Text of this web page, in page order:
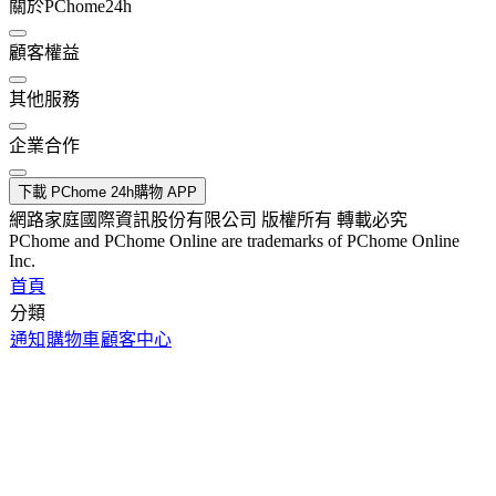
關於PChome24h
顧客權益
其他服務
企業合作
下載 PChome 24h購物 APP
網路家庭國際資訊股份有限公司 版權所有 轉載必究
PChome and PChome Online are trademarks of PChome Online
Inc.
首頁
分類
通知 購物車顧客中心